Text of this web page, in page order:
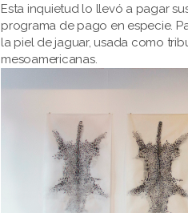
Esta inquietud lo llevó a pagar
programa de pago en especie.
la piel de jaguar, usada como
mesoamericanas.